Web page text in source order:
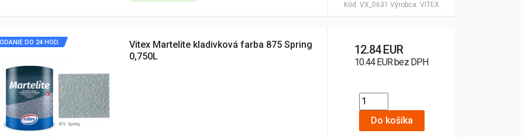
Kód: VX_0631 Výrobca: VITEX
DO 24 HOD.
Vitex Martelite kladivková farba 875 Spring
0,750L
12.84 EUR
10.44 EUR bez DPH
Do košíka